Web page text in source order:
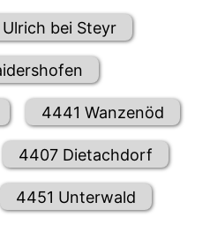
bei Steyr
4441 Wanzenöd
4407 Dietachdorf
4451 Unterwald